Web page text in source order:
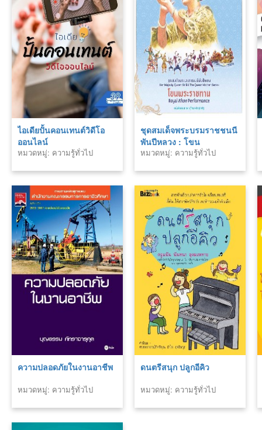
ไอเดียปั้นคอนเทนต์วิดีโอ
ออนไลน์
หมวดหมู่: ความรู้ทั่วไป
ชุดสมเด็จพระบรมราชชนนี
พันปีหลวง : โขน
พระราชทาน
หมวดหมู่: ความรู้ทั่วไป
ความปลอดภัยในงานอาชีพ
หมวดหมู่: ความรู้ทั่วไป
ดนตรีสนุก ปลูกอีคิว
หมวดหมู่: ความรู้ทั่วไป